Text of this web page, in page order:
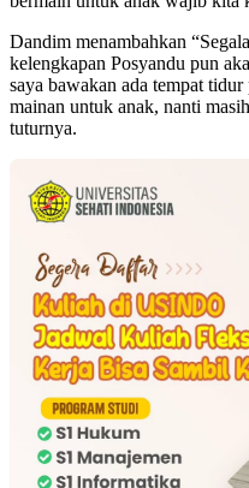
Dandim menambahkan
kelengkapan Posyandu pun
saya bawakan ada tempat
mainan untuk anak, nanti
tuturnya.